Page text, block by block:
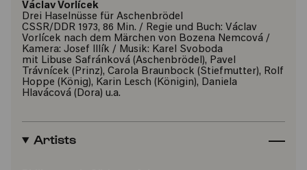
Václav Vorlícek
Drei Haselnüsse für Aschenbrödel
CSSR/DDR 1973, 86 Min. / Regie und Buch: Václav
Vorlícek nach dem Märchen von Bozena Nemcová /
Kamera: Josef Illík / Musik: Karel Svoboda
mit Libuse Safránková (Aschenbrödel), Pavel
Trávnícek (Prinz), Carola Braunbock (Stiefmutter), Rolf
Hoppe (König), Karin Lesch (Königin), Daniela
Hlavácová (Dora) u.a.
Artists